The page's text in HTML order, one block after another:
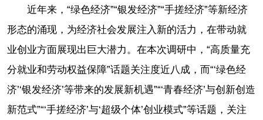
近年来，“绿色经济”“银发经济”“手搓经济”等新经济
形态的涌现，为经济社会发展注入新的活力，在带动就
业创业方面展现出巨大潜力。在本次调研中，“高质量充
分就业和劳动权益保障”话题关注度近八成，而“‘绿色经
济’‘银发经济’等带来的发展新机遇”“‘青春经济’与创新创造
新范式”“‘手搓经济’与‘超级个体’创业模式”等话题，关注